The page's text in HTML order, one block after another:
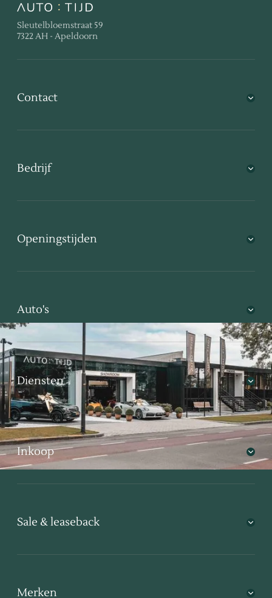
Sleutelbloemstraat 59
7322 AH - Apeldoorn
Contact
Bedrijf
Openingstijden
Auto's
Diensten
Inkoop
Sale & leaseback
Merken